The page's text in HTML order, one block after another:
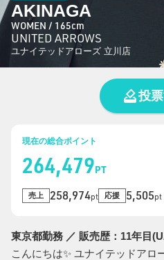
AKINAGA
WOMEN / 165cm
UNITED ARROWS
ユナイテッドアローズ 立川店
投
現在の総合ポイント
264,479PT
売上 258,974pt 応援 5,505pt
東京都勤務 ／ 販売歴：11年目
こんにちは✨ ユナイテッドアロ